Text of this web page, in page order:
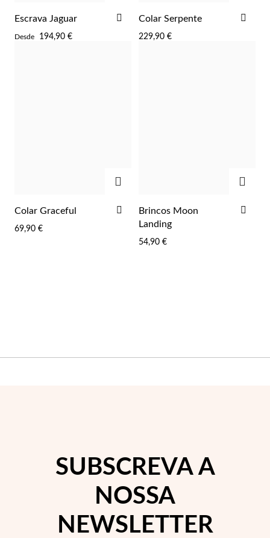
Escrava Jaguar
Desde 194,90 €
ADICIONAR
FAVORITOS
Colar Serpente
229,90 €
Colar Graceful
69,90 €
ADICIONAR
AOS
Brincos Moon
Landing
54,90 €
SUBSCREVA A
NOSSA
NEWSLETTER